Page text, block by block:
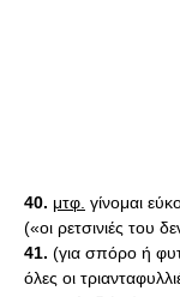
40. μτφ. γίνομαι
(«οι ρετσινιές του
41. (για σπόρο ή
όλες οι